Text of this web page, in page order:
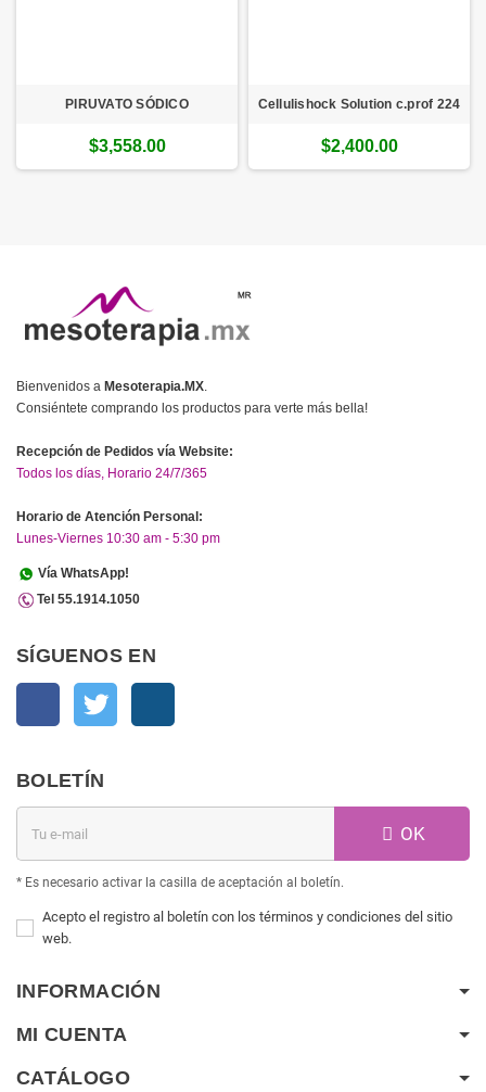
PIRUVATO SÓDICO
$3,558.00
Cellulishock Solution c.prof 224
$2,400.00
Bienvenidos a Mesoterapia.MX.
Consiéntete comprando los productos para verte más bella!
Recepción de Pedidos vía Website:
Todos los días, Horario 24/7/365
Horario de Atención Personal:
Lunes-Viernes 10:30 am - 5:30 pm
Vía WhatsApp!
Tel 55.1914.1050
SÍGUENOS EN
Facebook
BOLETÍN
OK
* Es necesario activar la casilla de aceptación al boletín.
Acepto el registro al boletín con los términos y condiciones del sitio
web.
INFORMACIÓN
MI CUENTA
CATÁLOGO